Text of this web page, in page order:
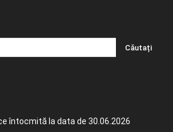
întocmită la data de 30.06.2026